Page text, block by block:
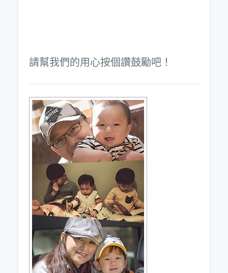
請幫我們的用心按個讚鼓勵吧！